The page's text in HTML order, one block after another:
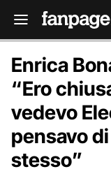
Enrica
“Ero
vedevo
pensavo
stesso”